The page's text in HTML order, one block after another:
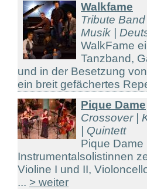
Walkfame
Tribute
Musik |
WalkFame
Tanzband,
und in der Besetzung
ein breit gefächertes
Pique Dame
Crossover |
| Quintett
Pique Dame
Instrumentalsolistinnen
Violine I und II,
... > weiter